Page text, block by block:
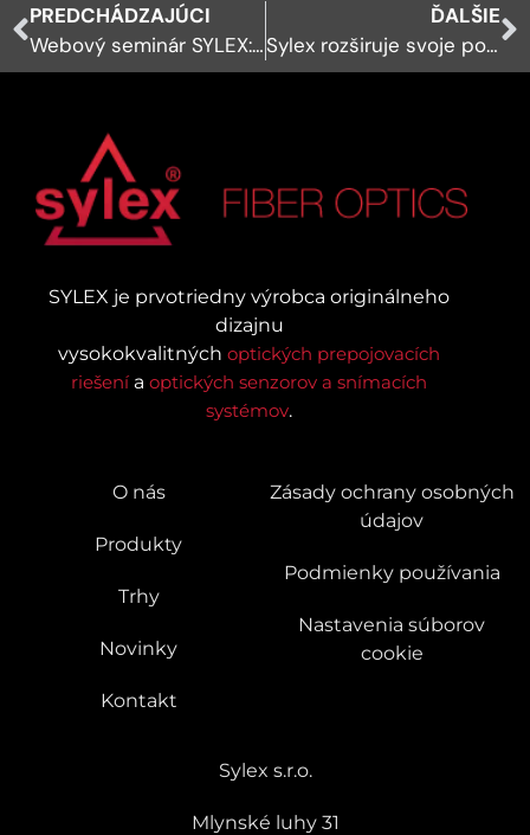
PREDCHÁDZAJÚCI
Webový seminár SYLEX: Pripojenie palubnej optiky
ĎALŠIE
Sylex rozširuje svoje portfólio o nové produkty na báze POF
SYLEX je prvotriedny výrobca originálneho
dizajnu
vysokokvalitných optických prepojovacích
riešení a optických senzorov a snímacích
systémov.
O nás
Produkty
Trhy
Novinky
Kontakt
Zásady ochrany osobných
údajov
Podmienky používania
Nastavenia súborov
cookie
Sylex s.r.o.
Mlynské luhy 31